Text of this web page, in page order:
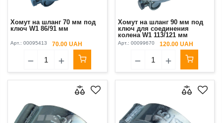
Хомут на шланг 70 мм под
ключ W1 86/91 мм
Арт.: 00095413 70.00 UAH
Хомут на шланг 90 мм под
ключ для соединения
колена W1 113/121 мм
Арт.: 00099670 120.00 UAH